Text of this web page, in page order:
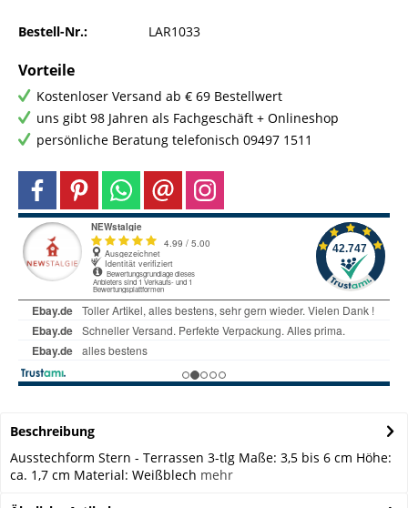
Bestell-Nr.: LAR1033
Vorteile
Kostenloser Versand ab € 69 Bestellwert
uns gibt 98 Jahren als Fachgeschäft + Onlineshop
persönliche Beratung telefonisch 09497 1511
Beschreibung
Ausstechform Stern - Terrassen 3-tlg Maße: 3,5 bis 6 cm Höhe:
ca. 1,7 cm Material: Weißblech mehr